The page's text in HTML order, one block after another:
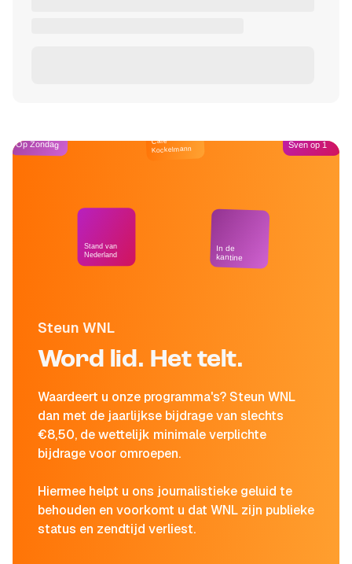
Steun WNL
Word lid. Het telt.
Waardeert u onze programma's? Steun WNL
dan met de jaarlijkse bijdrage van slechts
€8,50, de wettelijk minimale verplichte
bijdrage voor omroepen.
Hiermee helpt u ons journalistieke geluid te
behouden en voorkomt u dat WNL zijn publieke
status en zendtijd verliest.
Op Zondag
Stand van
Nederland
Café
Kockelmann
In de
kantine
Sven op 1